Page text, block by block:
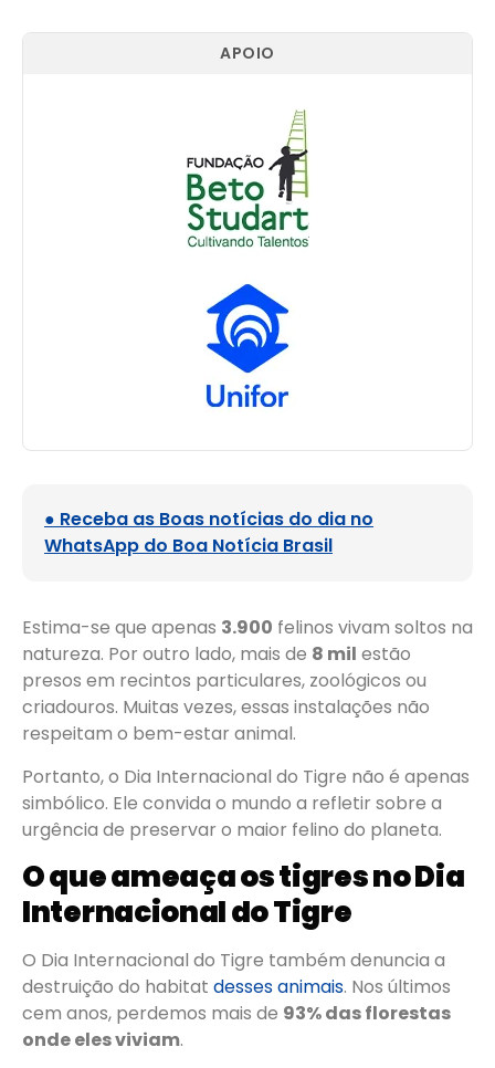
APOIO
● Receba as Boas notícias do dia no
WhatsApp do Boa Notícia Brasil
Estima-se que apenas 3.900 felinos vivam soltos na
natureza. Por outro lado, mais de 8 mil estão
presos em recintos particulares, zoológicos ou
criadouros. Muitas vezes, essas instalações não
respeitam o bem-estar animal.
Portanto, o Dia Internacional do Tigre não é apenas
simbólico. Ele convida o mundo a refletir sobre a
urgência de preservar o maior felino do planeta.
O que ameaça os tigres no Dia
Internacional do Tigre
O Dia Internacional do Tigre também denuncia a
destruição do habitat desses animais. Nos últimos
cem anos, perdemos mais de 93% das florestas
onde eles viviam.